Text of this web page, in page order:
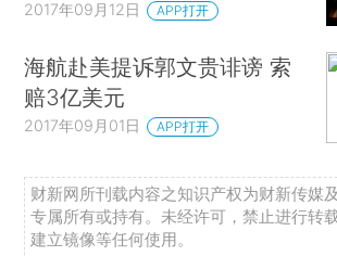
2017年09月12日 APP打开
海航赴美提诉郭文贵诽谤 索
赔3亿美元
2017年09月01日 APP打开
财新网所刊载内容之知识产权为财新传媒
专属所有或持有。未经许可，禁止进行转
建立镜像等任何使用。